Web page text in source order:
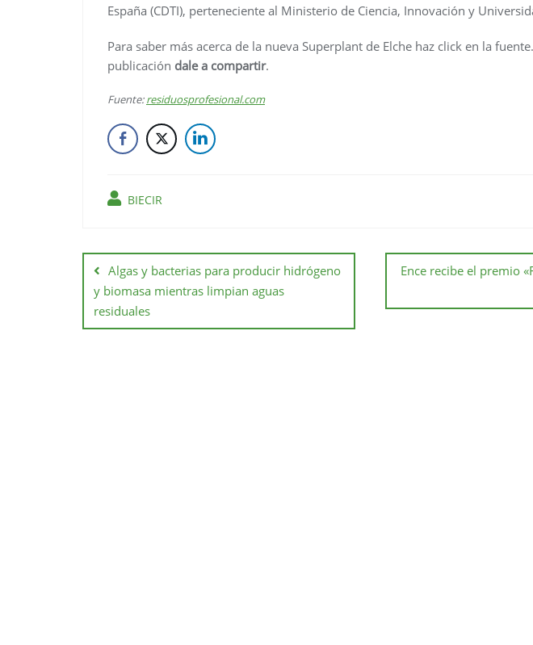
España (CDTI), perteneciente al Ministerio de Ciencia, Innovación y
Para saber más acerca de la nueva Superplant de Elche haz click en la
publicación dale a compartir.
Fuente:residuosprofesional.com
BIECIR
Algas y bacterias para producir hidrógeno
y biomasa mientras limpian aguas
residuales
Ence recibe el premio